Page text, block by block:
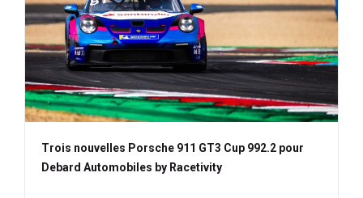
Trois nouvelles Porsche 911 GT3 Cup 992.2 pour
Debard Automobiles by Racetivity